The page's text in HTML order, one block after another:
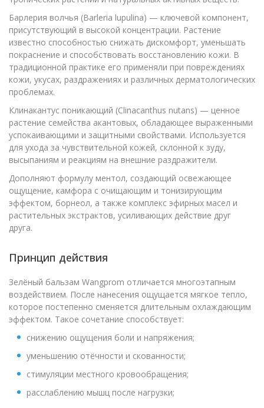
Барлерия волчья (Barleria lupulina) — ключевой компонент,
присутствующий в высокой концентрации. Растение
известно способностью снижать дискомфорт, уменьшать
покраснение и способствовать восстановлению кожи. В
традиционной практике его применяли при повреждениях
кожи, укусах, раздражениях и различных дерматологических
проблемах.
Клинакантус поникающий (Clinacanthus nutans) — ценное
растение семейства акантовых, обладающее выраженными
успокаивающими и защитными свойствами. Используется
для ухода за чувствительной кожей, склонной к зуду,
высыпаниям и реакциям на внешние раздражители.
Дополняют формулу ментол, создающий освежающее
ощущение, камфора с очищающим и тонизирующим
эффектом, борнеол, а также комплекс эфирных масел и
растительных экстрактов, усиливающих действие друг
друга.
Принцип действия
Зелёный бальзам Wangprom отличается многоэтапным
воздействием. После нанесения ощущается мягкое тепло,
которое постепенно сменяется длительным охлаждающим
эффектом. Такое сочетание способствует:
снижению ощущения боли и напряжения;
уменьшению отёчности и скованности;
стимуляции местного кровообращения;
расслаблению мышц после нагрузки;